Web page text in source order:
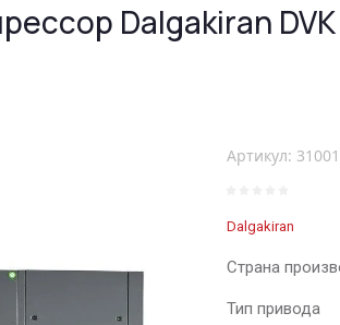
Dalgakiran
Артикул:
Dalgakiran
Страна
Тип привода